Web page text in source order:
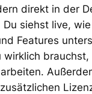
direkt in der
Du siehst live,
Features
wirklich brauchst,